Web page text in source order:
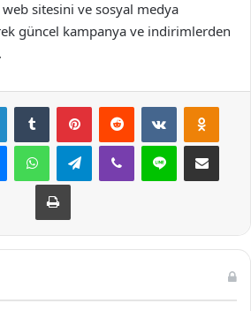
web sitesini ve sosyal medya
güncel kampanya ve indirimlerden
LinkedInTumblr PinterestReddit VKontakte
MessengerWhatsAppTelegramViber Line E-Posta ile
Yazdır